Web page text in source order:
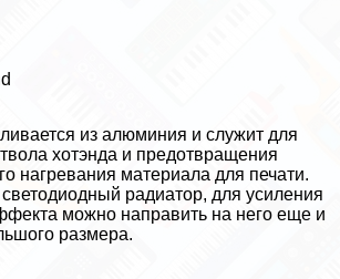
из алюминия и служит для
хотэнда и предотвращения
нагревания материала для печати.
радиатор, для усиления
можно направить на него еще и
размера.